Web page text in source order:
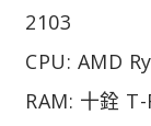
2103
CPU: AMD
RAM: 十銓